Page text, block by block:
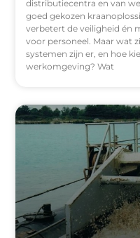
distributiecentra en van
goed gekozen
verbetert de veiligheid én
voor personeel. Maar wat
systemen zijn er, en hoe
werkomgeving? Wat